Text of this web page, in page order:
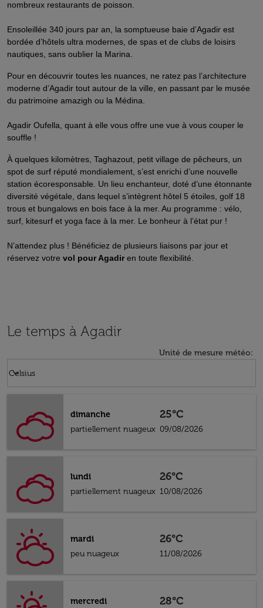
nombreux restaurants de poisson.
Ensoleillée 340 jours par an, la somptueuse baie d’Agadir est
bordée d’hôtels ultra modernes, de spas et de clubs de loisirs
nautiques, sans oublier la Marina.
Pour en découvrir toutes les nuances, ne ratez pas l’architecture
moderne d’Agadir tout autour de la ville, en passant par le musée
du patrimoine amazigh ou la Médina.
Agadir Oufella, quant à elle vous offre une vue à vous couper le
souffle !
À quelques kilomètres, Taghazout, petit village de pêcheurs, un
spot de surf réputé mondialement, s’est enrichi d’une nouvelle
station écoresponsable. Un lieu enchanteur, doté d’une étonnante
diversité végétale, dans lequel s’intègrent hôtel 5 étoiles, golf 18
trous et bungalows en bois face à la mer. Au programme : vélo,
surf, kitesurf et yoga face à la mer. Le bonheur à l’état pur !
N’attendez plus ! Bénéficiez de plusieurs liaisons par jour et
réservez votre vol pour Agadiren toute flexibilité.
Le temps à Agadir
Unité de mesure météo:
Celsius
keyboard_arrow_down
dimanche
partiellement nuageux
25°C
09/08/2026
lundi
partiellement nuageux
26°C
10/08/2026
mardi
peu nuageux
26°C
11/08/2026
mercredi
28°C